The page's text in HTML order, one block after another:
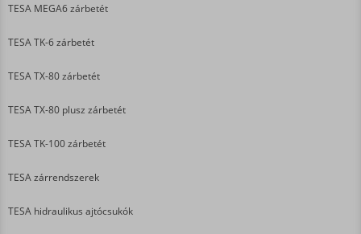
TESA MEGA6 zárbetét
TESA TK-6 zárbetét
TESA TX-80 zárbetét
TESA TX-80 plusz zárbetét
TESA TK-100 zárbetét
TESA zárrendszerek
TESA hidraulikus ajtócsukók